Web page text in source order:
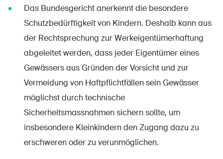
Das Bundesgericht anerkennt die besondere
Schutzbedürftigkeit von Kindern. Deshalb kann aus
der Rechtsprechung zur Werkeigentümerhaftung
abgeleitet werden, dass jeder Eigentümer eines
Gewässers aus Gründen der Vorsicht und zur
Vermeidung von Haftpflichtfällen sein Gewässer
möglichst durch technische
Sicherheitsmassnahmen sichern sollte, um
insbesondere Kleinkindern den Zugang dazu zu
erschweren oder zu verunmöglichen.